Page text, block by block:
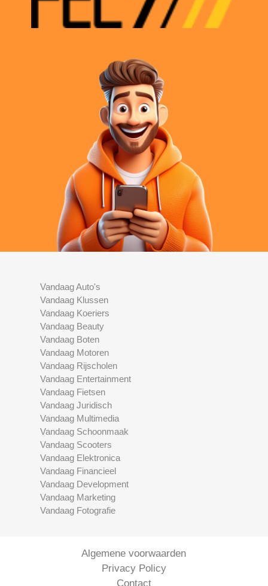
Vandaag Auto's
Vandaag Klussen
Vandaag Koeriers
Vandaag Beauty
Vandaag Boten
Vandaag Motoren
Vandaag Rijscholen
Vandaag Entertainment
Vandaag Fietsen
Vandaag Juridisch
Vandaag Multimedia
Vandaag Schoonmaak
Vandaag Scooters
Vandaag Elektronica
Vandaag Financieel
Vandaag Development
Vandaag Marketing
Vandaag Fotografie
Algemene voorwaarden
Privacy Policy
Contact